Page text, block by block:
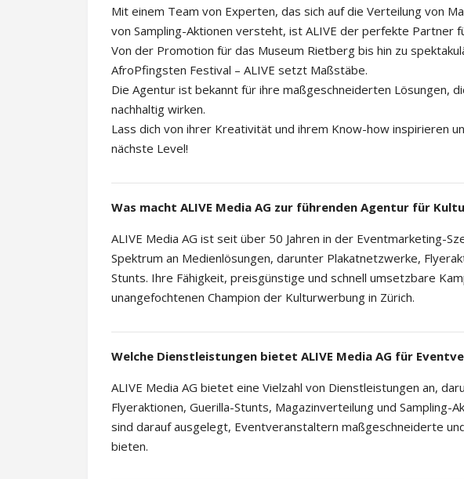
Mit einem Team von Experten, das sich auf die Verteilung von
von Sampling-Aktionen versteht, ist ALIVE der perfekte Partner
Von der Promotion für das Museum Rietberg bis hin zu
AfroPfingsten Festival – ALIVE setzt Maßstäbe.
Die Agentur ist bekannt für ihre maßgeschneiderten Lösungen,
nachhaltig wirken.
Lass dich von ihrer Kreativität und ihrem Know-how inspirieren
nächste Level!
Was macht ALIVE Media AG zur führenden Agentur für
ALIVE Media AG ist seit über 50 Jahren in der Eventmarketing-
Spektrum an Medienlösungen, darunter Plakatnetzwerke,
Stunts. Ihre Fähigkeit, preisgünstige und schnell umsetzbare
unangefochtenen Champion der Kulturwerbung in Zürich.
Welche Dienstleistungen bietet ALIVE Media AG für
ALIVE Media AG bietet eine Vielzahl von Dienstleistungen an,
Flyeraktionen, Guerilla-Stunts, Magazinverteilung und Sampling-
sind darauf ausgelegt, Eventveranstaltern maßgeschneiderte
bieten.